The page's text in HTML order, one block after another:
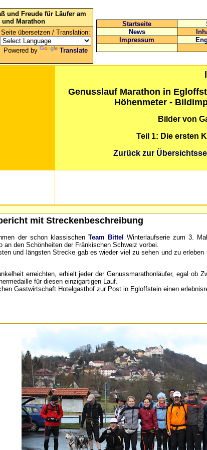
und Freude für Läufer am
und Marathon
Seite übersetzen / Translation:
Powered by Translate
Startseite
News
Impressum
Genusslauf Marathon in
Höhenmeter -
Bilder von
Teil 1: Die ersten
Zurück zur
mit Streckenbeschreibung
der schon klassischen Team Bittel Winterlaufserie zum 3.
an den Schönheiten der Fränkischen Schweiz vorbei.
und längsten Strecke gab es wieder viel zu sehen und zu
erreichten, erhielt jeder der Genussmarathonläufer, egal ob
für diesen einzigartigen Lauf.
Gastwirtschaft Hotelgasthof zur Post in Egloffstein einen